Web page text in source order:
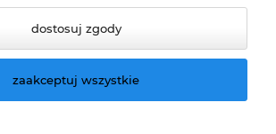
Wszelkie prawa zastrzeżone.
dostosuj zgody
zaakceptuj wszystkie